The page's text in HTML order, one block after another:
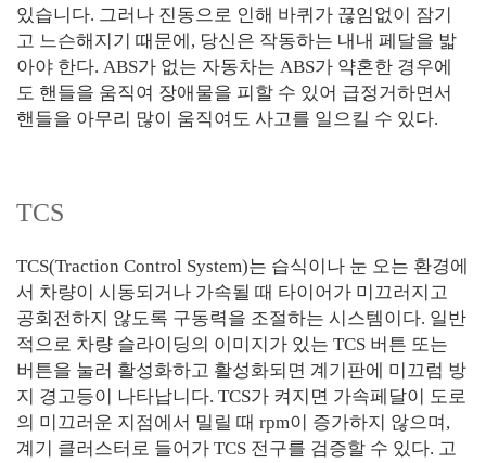
있습니다. 그러나 진동으로 인해 바퀴가 끊임없이 잠기
고 느슨해지기 때문에, 당신은 작동하는 내내 페달을 밟
아야 한다. ABS가 없는 자동차는 ABS가 약혼한 경우에
도 핸들을 움직여 장애물을 피할 수 있어 급정거하면서
핸들을 아무리 많이 움직여도 사고를 일으킬 수 있다.
TCS
TCS(Traction Control System)는 습식이나 눈 오는 환경에
서 차량이 시동되거나 가속될 때 타이어가 미끄러지고
공회전하지 않도록 구동력을 조절하는 시스템이다. 일반
적으로 차량 슬라이딩의 이미지가 있는 TCS 버튼 또는
버튼을 눌러 활성화하고 활성화되면 계기판에 미끄럼 방
지 경고등이 나타납니다. TCS가 켜지면 가속페달이 도로
의 미끄러운 지점에서 밀릴 때 rpm이 증가하지 않으며,
계기 클러스터로 들어가 TCS 전구를 검증할 수 있다. 고